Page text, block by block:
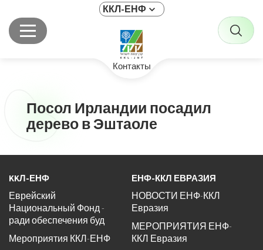
ККЛ-ЕНФ
Контакты
Посол Ирландии посадил
дерево в Эштаоле
KKЛ-ЕНФ
Еврейский
Национальный Фонд -
ради обеспечения буд
Мероприятия ККЛ-ЕНФ
ЕНФ-ККЛ ЕВРАЗИЯ
НОВОСТИ ЕНФ-ККЛ
Евразия
МЕРОПРИЯТИЯ ЕНФ-
ККЛ Евразия